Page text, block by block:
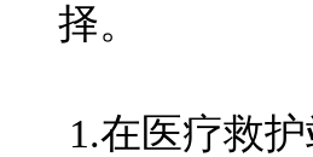
择。
1.在医疗救